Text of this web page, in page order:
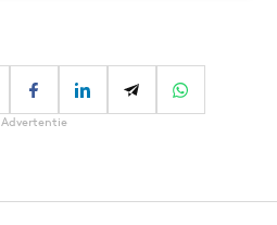
Advertentie